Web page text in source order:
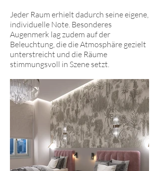
Jeder Raum erhielt dadurch seine eigene,
individuelle Note. Besonderes
Augenmerk lag zudem auf der
Beleuchtung, die die Atmosphäre gezielt
unterstreicht und die Räume
stimmungsvoll in Szene setzt.